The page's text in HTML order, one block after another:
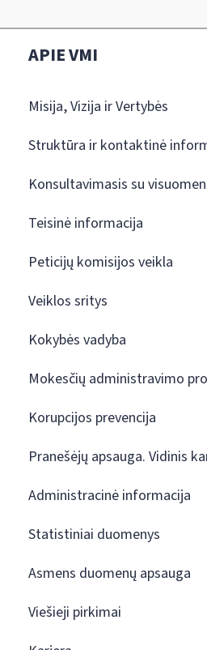
APIE VMI
Misija, Vizija ir Vertybės
Struktūra ir kontaktinė
Konsultavimasis su
Teisinė informacija
Peticijų komisijos veikla
Veiklos sritys
Kokybės vadyba
Mokesčių administravimo
Korupcijos prevencija
Pranešėjų apsauga. Vidinis
Administracinė informacija
Statistiniai duomenys
Asmens duomenų apsauga
Viešieji pirkimai